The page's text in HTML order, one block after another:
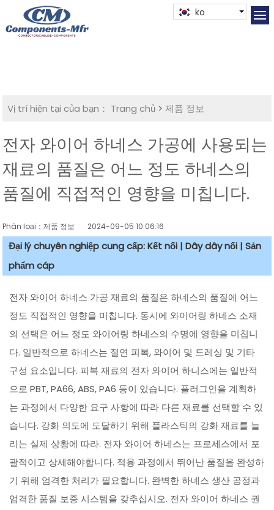
ko
Vị trí hiện tại của bạn： Trang chủ >제품 정보
전자 와이어 하네스 가공에 사용되는
재료의 품질은 어느 정도 하네스의
품질에 직접적인 영향을 미칩니다.
Phân loại：제품 정보 2024-09-05 10:06:16
Đại lý chuyên nghiệp cung cấp: Kết nối | Dây dây nối | Sản
phẩm cáp
전자 와이어 하네스 가공 재료의 품질은 하네스의 품질에 어느
정도 직접적인 영향을 미칩니다. 동시에 와이어링 하네스 소재
의 선택은 어느 정도 와이어링 하네스의 수명에 영향을 미칩니
다. 일반적으로 하네스는 절연 피복, 와이어 및 드레싱 및 기타
구성 요소입니다. 피복 재료의 전자 와이어 하니스에는 일반적
으로 PBT, PA66, ABS, PA6 등이 있습니다. 플러그인을 계획하
는 과정에서 다양한 요구 사항에 따라 다른 재료를 선택할 수 있
습니다. 강화 의도에 도달하기 위해 플라스틱의 강화 재료를 늘
리는 실제 상황에 따라. 전자 와이어 하네스는 프로세스에서 포
괄적이고 상세해야합니다. 적용 과정에서 뛰어난 품질을 완성하
기 위해 엄격한 처리가 필요합니다. 완벽한 하네스 생산 공정과
엄격한 품질 보증 시스템을 갖추십시오. 전자 와이어 하네스 권